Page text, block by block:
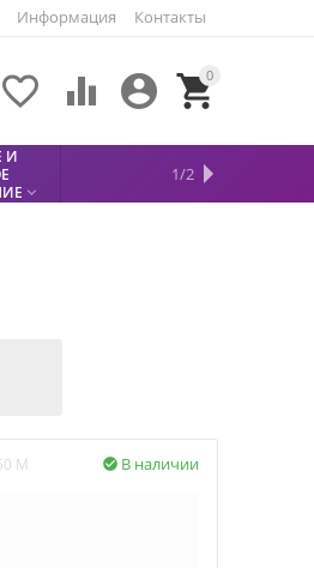
Информация Контакты
0


 
И

МЕТАЛЛОДЕТЕКТОР
СФИНКС (SPHINX)
БЕЗОПАСНОСТЬ 
КИСЛОТНЫЕ
АККУМУЛЯТОРЫ 
1/2
M В наличии
